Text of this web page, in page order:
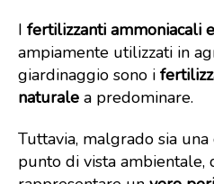
I fertilizzanti ammoniacali
ampiamente utilizzati in
giardinaggio sono i
naturale a predominare.
Tuttavia, malgrado sia
punto di vista ambientale,